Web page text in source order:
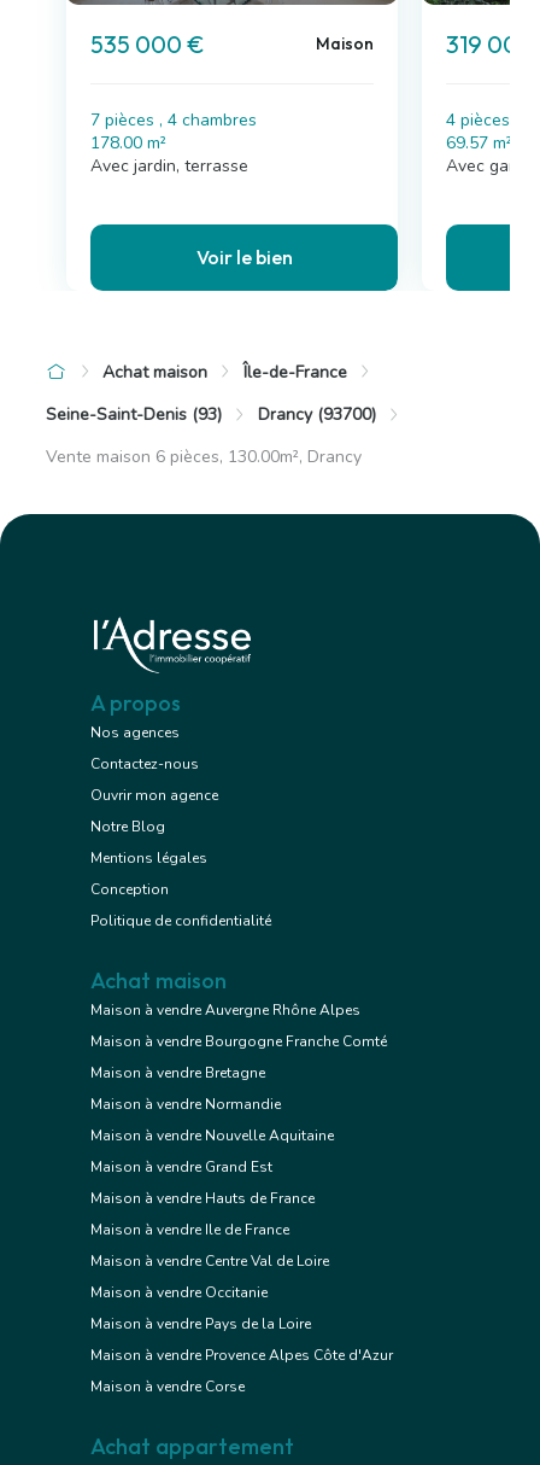
535 000 € Maison
7 pièces , 4 chambres
178.00 m²
Avec jardin, terrasse
Voir le bien
319
4 pièces , 3
69.57 m²
Avec
Achat maison
Île-de-France
Seine-Saint-Denis (93)
Drancy (93700)
Vente maison 6 pièces, 130.00m², Drancy
A propos
Nos agences
Contactez-nous
Ouvrir mon agence
Notre Blog
Mentions légales
Conception
Politique de confidentialité
Achat maison
Maison à vendre Auvergne Rhône Alpes
Maison à vendre Bourgogne Franche Comté
Maison à vendre Bretagne
Maison à vendre Normandie
Maison à vendre Nouvelle Aquitaine
Maison à vendre Grand Est
Maison à vendre Hauts de France
Maison à vendre Ile de France
Maison à vendre Centre Val de Loire
Maison à vendre Occitanie
Maison à vendre Pays de la Loire
Maison à vendre Provence Alpes Côte d'Azur
Maison à vendre Corse
Achat appartement